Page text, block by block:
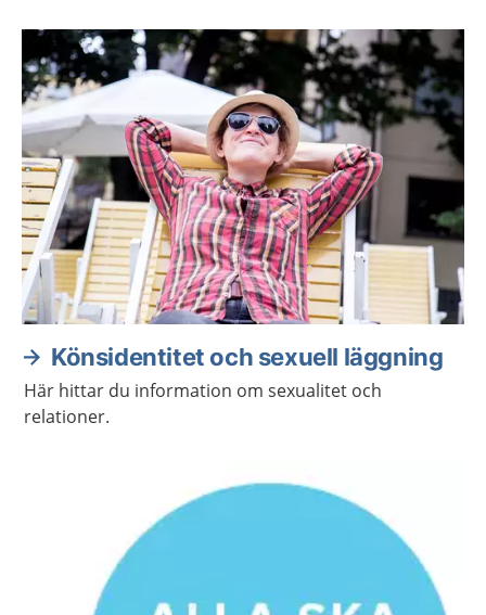
hittar du mer information och stöd för att ta hand
om din sexuella hälsa.
Könsidentitet och sexuell läggning
Här hittar du information om sexualitet och
relationer.